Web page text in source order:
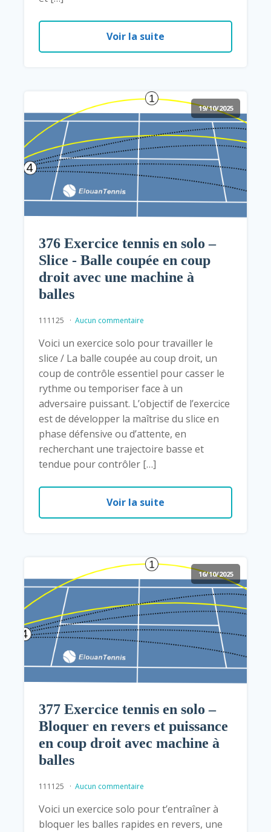
Voir la suite
19/10/2025
376 Exercice tennis en solo –
Slice - Balle coupée en coup
droit avec une machine à
balles
111125 Aucun commentaire
Voici un exercice solo pour travailler le
slice / La balle coupée au coup droit, un
coup de contrôle essentiel pour casser le
rythme ou temporiser face à un
adversaire puissant. L’objectif de l’exercice
est de développer la maîtrise du slice en
phase défensive ou d’attente, en
recherchant une trajectoire basse et
tendue pour contrôler […]
Voir la suite
16/10/2025
377 Exercice tennis en solo –
Bloquer en revers et puissance
en coup droit avec machine à
balles
111125 Aucun commentaire
Voici un exercice solo pour t’entraîner à
bloquer les balles rapides en revers, une